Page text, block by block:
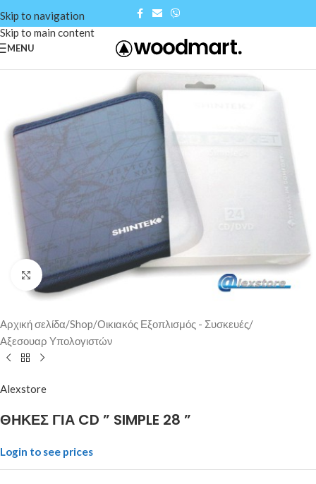
Skip to navigation
Skip to main content
MENU
Click to enlarge
Αρχική σελίδα/Shop/Οικιακός Εξοπλισμός - Συσκευές/
Αξεσουαρ Υπολογιστών
Alexstore
ΘΗΚΕΣ ΓΙΑ CD ” SIMPLE 28 ”
Login to see prices